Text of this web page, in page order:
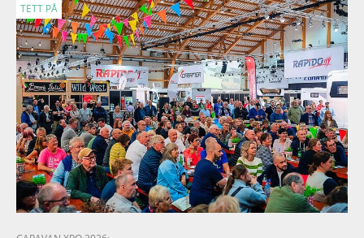
TETT PÅ